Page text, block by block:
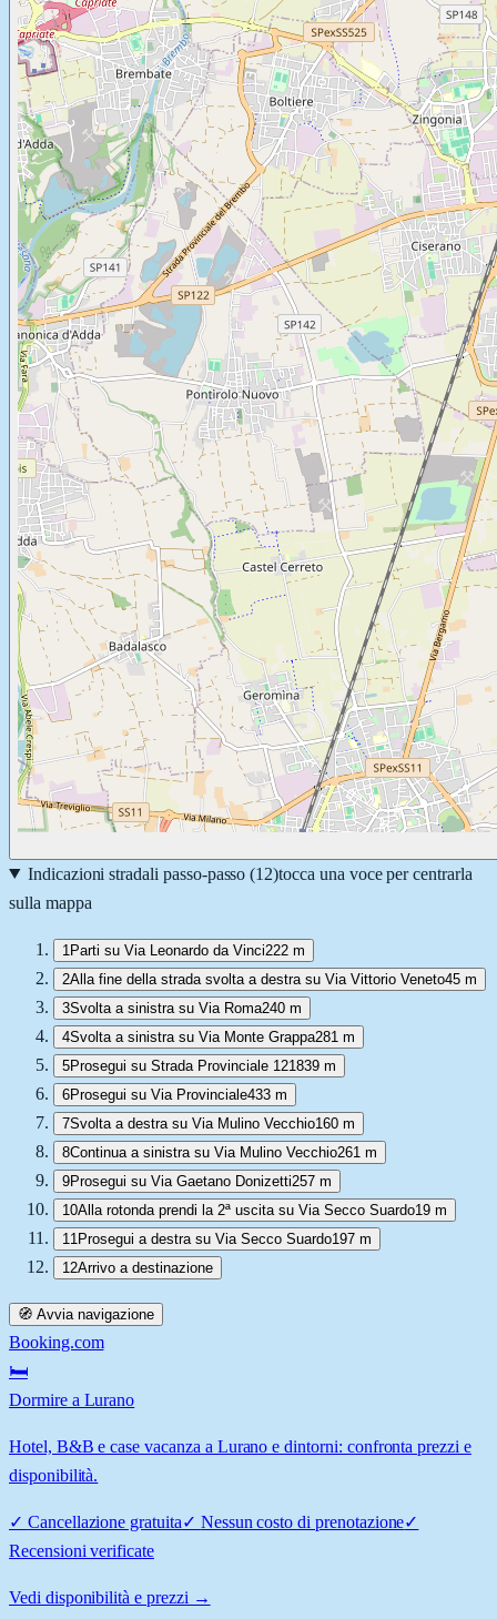
Indicazioni stradali passo-passo (12)tocca una voce per centrarla
sulla mappa
1 Parti su Via Leonardo da Vinci222 m
2Alla fine della strada svolta a destra su Via Vittorio Veneto45 m
3Svolta a sinistra su Via Roma240 m
4Svolta a sinistra su Via Monte Grappa281 m
5Prosegui su Strada Provinciale 121839 m
6Prosegui su Via Provinciale433 m
7Svolta a destra su Via Mulino Vecchio160 m
8Continua a sinistra su Via Mulino Vecchio261 m
9Prosegui su Via Gaetano Donizetti257 m
10Alla rotonda prendi la 2ª uscita su Via Secco Suardo19 m
11 Prosegui a destra su Via Secco Suardo197 m
12Arrivo a destinazione
🧭 Avvia navigazione
Booking.com
🛏️
Dormire a Lurano
Hotel, B&B e case vacanza a Lurano e dintorni: confronta prezzi e
disponibilità.
✓ Cancellazione gratuita✓ Nessun costo di prenotazione✓
Recensioni verificate
Vedi disponibilità e prezzi →